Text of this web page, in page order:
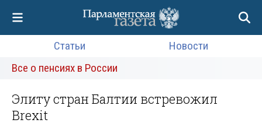
Статьи
Новости
Все о пенсиях в России
Элиту стран Балтии встревожил
Breхit